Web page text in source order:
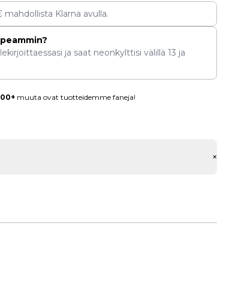
mahdollista Klarna avulla.
ja saat neonkylttisi välillä 13 ja
muuta ovat tuotteidemme faneja!
+